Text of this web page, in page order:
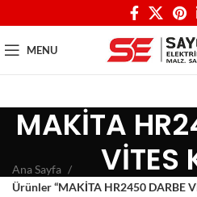
MENU
MAKİTA
VİTES
Ana Sayfa
Ürünler “MAKİTA HR2450 DARBE